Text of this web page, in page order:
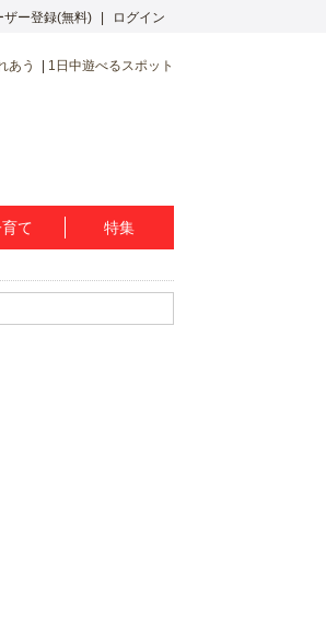
ザー登録(無料) ログイン
あう 1日中遊べるスポット
て 特集